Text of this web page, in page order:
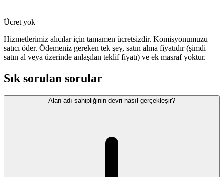
Ücret yok
Hizmetlerimiz alıcılar için tamamen ücretsizdir. Komisyonumuzu
satıcı öder. Ödemeniz gereken tek şey, satın alma fiyatıdır (şimdi
satın al veya üzerinde anlaşılan teklif fiyatı) ve ek masraf yoktur.
Sık sorulan sorular
Alan adı sahipliğinin devri nasıl gerçekleşir?